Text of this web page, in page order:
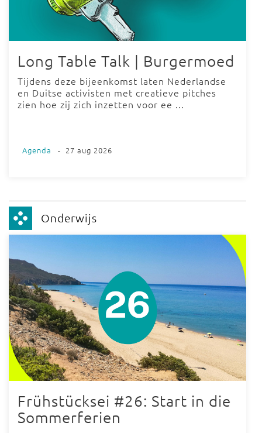
Long Table Talk | Burgermoed
Tijdens deze bijeenkomst laten Nederlandse
en Duitse activisten met creatieve pitches
zien hoe zij zich inzetten voor ee ...
Agenda - 27 aug 2026
Onderwijs
Frühstücksei #26: Start in die
Sommerferien